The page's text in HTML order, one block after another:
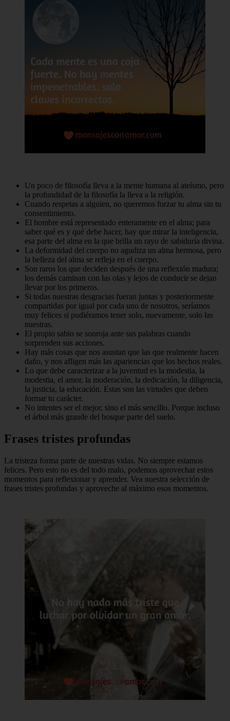
Un poco de filosofía lleva a la mente humana al ateísmo, pero
la profundidad de la filosofía la lleva a la religión.
Cuando respetas a alguien, no queremos forzar tu alma sin tu
consentimiento.
El hombre está representado enteramente en el alma; para
saber qué es y qué debe hacer, hay que mirar la inteligencia,
esa parte del alma en la que brilla un rayo de sabiduría divina.
La deformidad del cuerpo no agudiza un alma hermosa, pero
la belleza del alma se refleja en el cuerpo.
Son raros los que deciden después de una reflexión madura;
los demás caminan con las olas y lejos de conducir se dejan
llevar por los primeros.
Si todas nuestras desgracias fueran juntas y posteriormente
compartidas por igual por cada uno de nosotros, seríamos
muy felices si pudiéramos tener solo, nuevamente, solo las
nuestras.
El propio sabio se sonroja ante sus palabras cuando
sorprenden sus acciones.
Hay más cosas que nos asustan que las que realmente hacen
daño, y nos afligen más las apariencias que los hechos reales.
Lo que debe caracterizar a la juventud es la modestia, la
modestia, el amor, la moderación, la dedicación, la diligencia,
la justicia, la educación. Estas son las virtudes que deben
formar tu carácter.
No intentes ser el mejor, sino el más sencillo. Porque incluso
el árbol más grande del bosque parte del suelo.
Frases tristes profundas
La tristeza forma parte de nuestras vidas. No siempre estamos
felices. Pero esto no es del todo malo, podemos aprovechar estos
momentos para reflexionar y aprender. Vea nuestra selección de
frases tristes profundas y aproveche al máximo esos momentos.